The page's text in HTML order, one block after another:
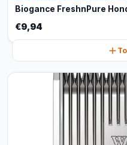
Biogance FreshnPure
€9,94